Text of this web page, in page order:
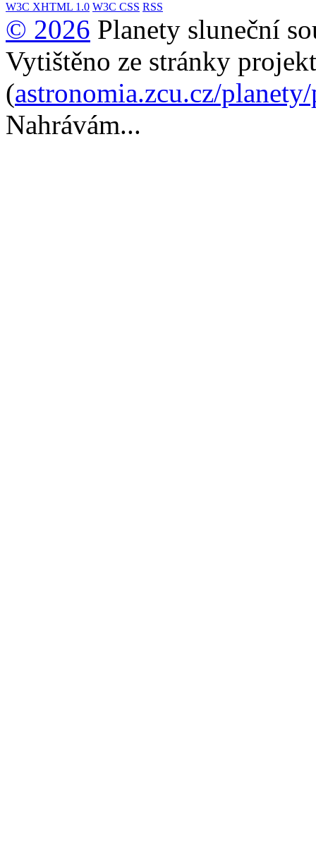
W3C XHTML 1.0 W3C CSS RSS
© 2026 Planety sluneční
Vytištěno ze stránky
(astronomia.zcu.cz/
Nahrávám...